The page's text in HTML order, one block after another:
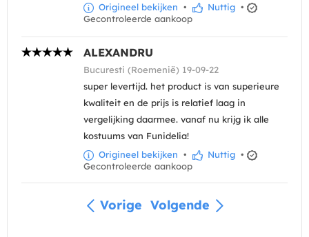
Origineel bekijken • Nuttig •
Gecontroleerde aankoop
ALEXANDRU
Bucuresti (Roemenië) 19-09-22
super levertijd. het product is van superieure
kwaliteit en de prijs is relatief laag in
vergelijking daarmee. vanaf nu krijg ik alle
kostuums van Funidelia!
Origineel bekijken • Nuttig •
Gecontroleerde aankoop
Vorige Volgende